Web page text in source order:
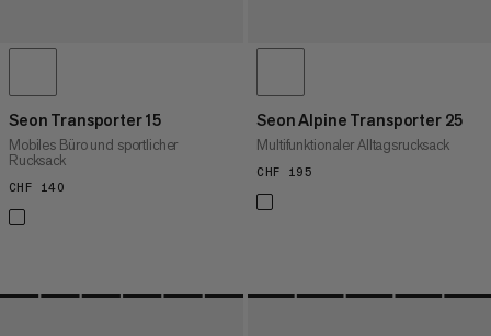
Seon Transporter 15
Mobiles Büro und sportlicher
Rucksack
CHF 140
Seon Alpine Transporter 25
Multifunktionaler Alltagsrucksack
CHF 195